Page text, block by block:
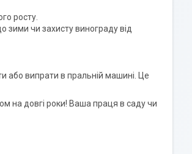
росту.
зими чи захисту винограду від
або випрати в пральній машині. Це
на довгі роки! Ваша праця в саду чи